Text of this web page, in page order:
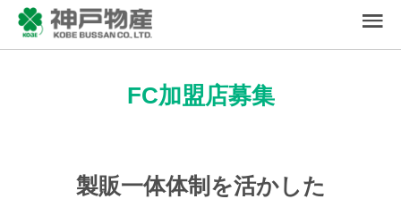
FC加盟店募集
製販一体体制を活かした